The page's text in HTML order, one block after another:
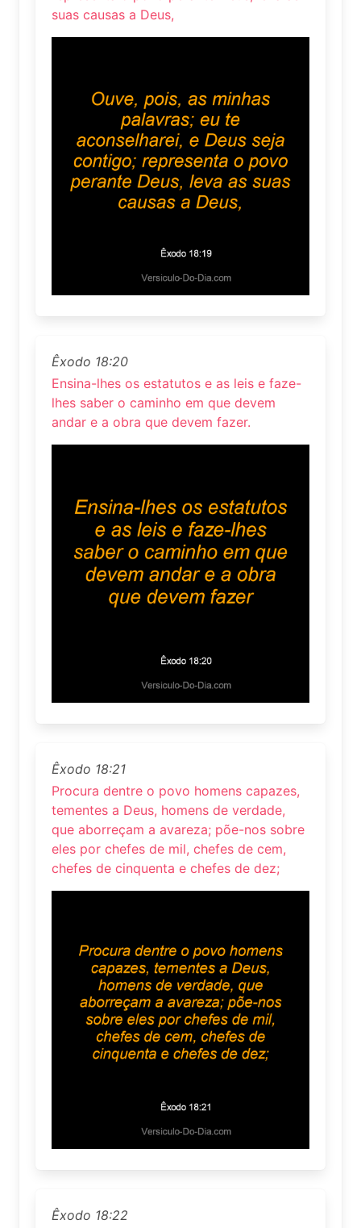
suas causas a Deus,
Êxodo 18:20
Ensina-lhes os estatutos e as leis e faze-
lhes saber o caminho em que devem
andar e a obra que devem fazer.
Êxodo 18:21
Procura dentre o povo homens capazes,
tementes a Deus, homens de verdade,
que aborreçam a avareza; põe-nos sobre
eles por chefes de mil, chefes de cem,
chefes de cinquenta e chefes de dez;
Êxodo 18:22